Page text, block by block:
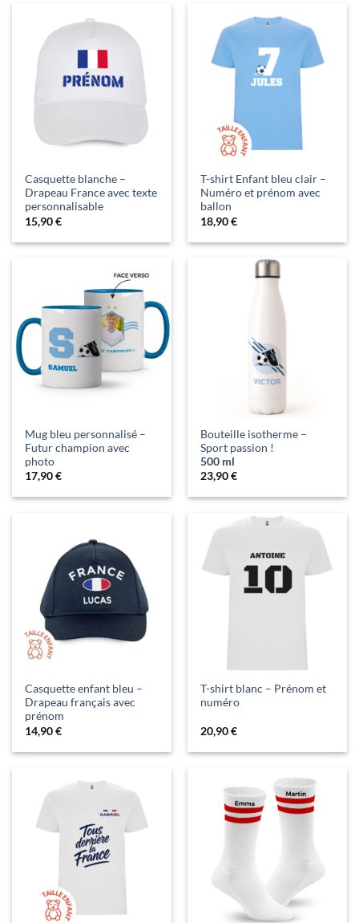
Casquette blanche –
Drapeau France avec texte
personnalisable
15,90€
T-shirt Enfant bleu clair –
Numéro et prénom avec
ballon
18,90€
Mug bleu personnalisé –
Futur champion avec
photo
17,90€
Bouteille isotherme –
Sport passion !
500 ml
23,90€
Casquette enfant bleu –
Drapeau français avec
prénom
14,90€
T-shirt blanc – Prénom et
numéro
20,90€